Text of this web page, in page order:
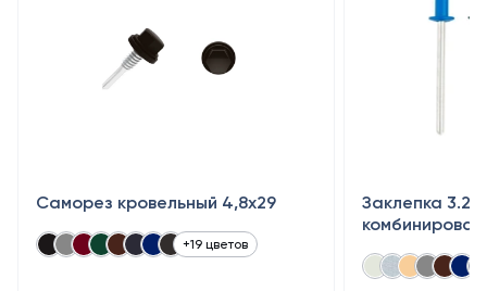
Саморез кровельный 4,8x29
+19 цветов
Заклепка